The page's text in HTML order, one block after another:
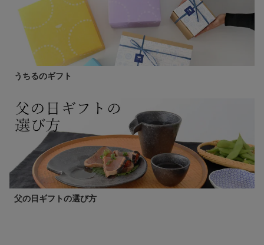
うちるのギフト
父の日ギフトの選び方